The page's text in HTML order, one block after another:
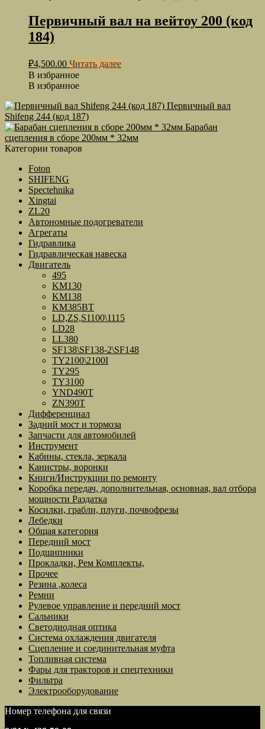
Первичный вал на вейтоу 200 (код
184)
₽4,500.00 Читать далее
В избранное
В избранное
Первичный вал
Shifeng 244 (код 187)
Барабан
сцепления в сборе 200мм * 32мм
Категории товаров
Foton
SHIFENG
Spectehnika
Xingtai
ZL20
Автономные подогреватели
Агрегаты
Гидравлика
Гидравлическая навеска
Двигатель
495
KM130
KM138
KM385BT
LD,ZS,S1100\1115
LD28
LL380
SF138\SF138-2\SF148
TY2100\2100I
TY295
TY3100
YND490T
ZN390T
Дифференциал
Задний мост и тормоза
Запчасти для автомобилей
Инструмент
Кабины, стекла, зеркала
Канистры, воронки
Книги/Инструкции по ремонту
Коробка передач, дополнительная, основная, вал отбора
мощности Раздатка
Косилки, грабли, плуги, почвофрезы
Лебедки
Общая категория
Передний мост
Подшипники
Прокладки, Рем Комплекты,
Прочее
Резина ,колеса
Ремни
Рулевое управление и передний мост
Сальники
Светодиодная оптика
Система охлаждения двигателя
Сцепление и соединительная муфта
Топливная система
Фары для тракторов и спецтехники
Фильтра
Электрооборудование
Номер телефона для связи